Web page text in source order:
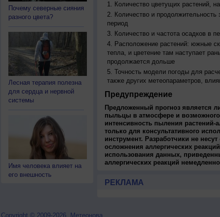
Почему северные сияния
разного цвета?
Лесная терапия полезна
для сердца и нервной
системы
Имя человека влияет на
его внешность
Количество цветущих растений,
Количество и продолжительность
период
Количество и частота осадков в
Расположение растений: южные
тепла, и цветение там наступает
продолжается дольше
Точность модели погоды для
также других метеопараметров,
Предупреждение
Предложенный прогноз является
пыльцы в атмосфере и
интенсивность пыления растений-
только для консультативного
инструмент. Разработчики не
осложнения аллергических
использования данных,
аллергических реакций
РЕКЛАМА
Copyright © 2009-2026, Метеонова